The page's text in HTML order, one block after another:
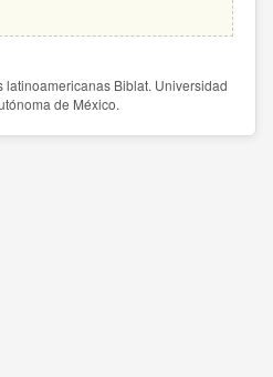
latinoamericanas Biblat. Universidad
de México.